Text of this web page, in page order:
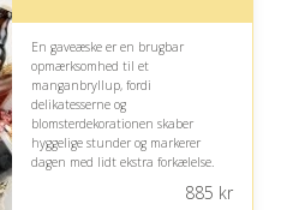
En gaveæske er en brugbar
opmærksomhed til et
manganbryllup, fordi
delikatesserne og
blomsterdekorationen skaber
hyggelige stunder og markerer
dagen med lidt ekstra forkælelse.
kan enkelte specialiteter dog være
885 kr